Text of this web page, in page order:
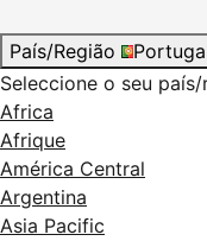
País/Região
Seleccione o seu
Africa
Afrique
América Central
Argentina
Asia Pacific